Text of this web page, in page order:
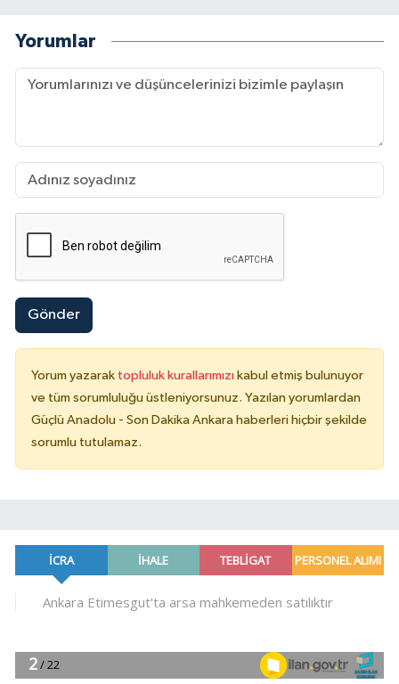
Yorumlar
Gönder
Yorum yazarak topluluk kurallarımızı kabul etmiş bulunuyor
ve tüm sorumluluğu üstleniyorsunuz. Yazılan yorumlardan
Güçlü Anadolu - Son Dakika Ankara haberleri hiçbir şekilde
sorumlu tutulamaz.